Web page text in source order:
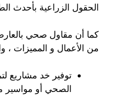
الحقول الزراعية بأحدث
كما أن مقاول صحي
من الأعمال و المميزات ،
توفير خد مشاريع
الصحي أو مواسير